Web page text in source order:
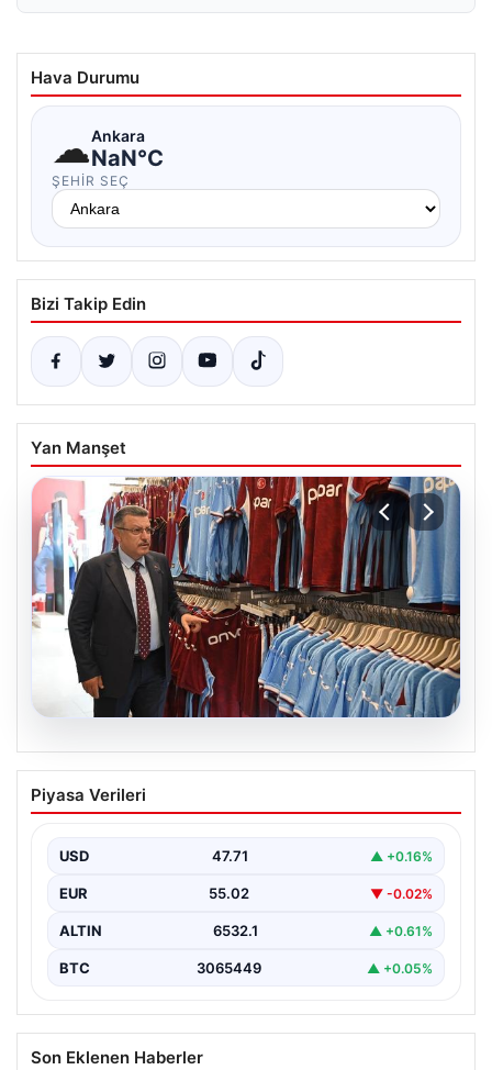
Hava Durumu
☁Ankara
NaN°C
ŞEHIR SEÇ
Bizi Takip Edin
Yan Manşet
06.08.2026
Ahmet Metin Genç’in forma
kampanyasıyla ilgili belediyeden
Piyasa Verileri
USD 47.71 ▲ +0.16%
EUR 55.02 ▼ -0.02%
ALTIN 6532.1 ▲ +0.61%
BTC 3065449 ▲ +0.05%
Son Eklenen Haberler